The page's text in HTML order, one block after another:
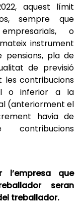
aquest límit
sempre que
o
instrument
pensions, pla de
de previsió
les contribucions
o inferior a la
(anteriorment el
havia de
contribucions
que
seran
treballador.